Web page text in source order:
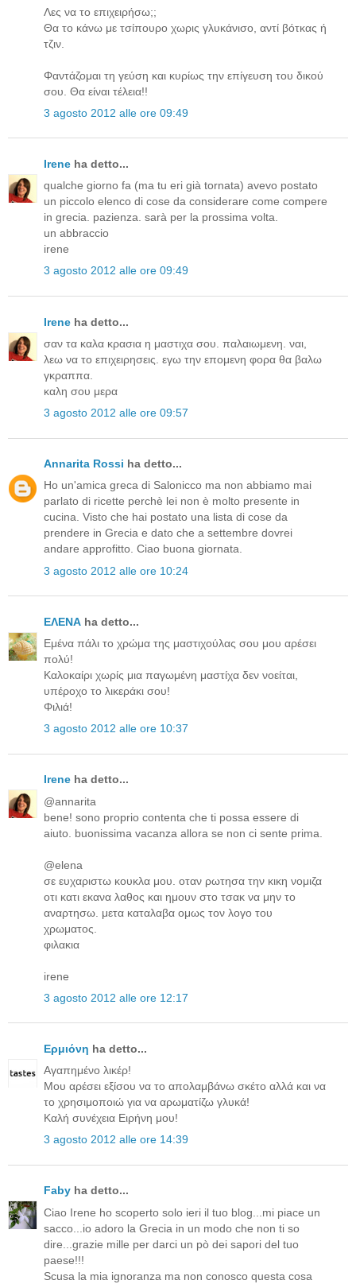
Λες να το επιχειρήσω;;
Θα το κάνω με τσίπουρο χωρις γλυκάνισο, αντί βότκας ή
τζιν.
Φαντάζομαι τη γεύση και κυρίως την επίγευση του δικού
σου. Θα είναι τέλεια!!
3 agosto 2012 alle ore 09:49
Irene ha detto...
qualche giorno fa (ma tu eri già tornata) avevo postato
un piccolo elenco di cose da considerare come compere
in grecia. pazienza. sarà per la prossima volta.
un abbraccio
irene
3 agosto 2012 alle ore 09:49
Irene ha detto...
σαν τα καλα κρασια η μαστιχα σου. παλαιωμενη. ναι,
λεω να το επιχειρησεις. εγω την επομενη φορα θα βαλω
γκραππα.
καλη σου μερα
3 agosto 2012 alle ore 09:57
Annarita Rossi ha detto...
Ho un'amica greca di Salonicco ma non abbiamo mai
parlato di ricette perchè lei non è molto presente in
cucina. Visto che hai postato una lista di cose da
prendere in Grecia e dato che a settembre dovrei
andare approfitto. Ciao buona giornata.
3 agosto 2012 alle ore 10:24
ΕΛΕΝΑ ha detto...
Εμένα πάλι το χρώμα της μαστιχούλας σου μου αρέσει
πολύ!
Καλοκαίρι χωρίς μια παγωμένη μαστίχα δεν νοείται,
υπέροχο το λικεράκι σου!
Φιλιά!
3 agosto 2012 alle ore 10:37
Irene ha detto...
@annarita
bene! sono proprio contenta che ti possa essere di
aiuto. buonissima vacanza allora se non ci sente prima.
@elena
σε ευχαριστω κουκλα μου. οταν ρωτησα την κικη νομιζα
οτι κατι εκανα λαθος και ημουν στο τσακ να μην το
αναρτησω. μετα καταλαβα ομως τον λογο του
χρωματος.
φιλακια
irene
3 agosto 2012 alle ore 12:17
Ερμιόνη ha detto...
Αγαπημένο λικέρ!
Μου αρέσει εξίσου να το απολαμβάνω σκέτο αλλά και να
το χρησιμοποιώ για να αρωματίζω γλυκά!
Καλή συνέχεια Ειρήνη μου!
3 agosto 2012 alle ore 14:39
Faby ha detto...
Ciao Irene ho scoperto solo ieri il tuo blog...mi piace un
sacco...io adoro la Grecia in un modo che non ti so
dire...grazie mille per darci un pò dei sapori del tuo
paese!!!
Scusa la mia ignoranza ma non conosco questa cosa